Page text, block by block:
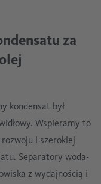
za
kondensat był
Wspieramy to
i szerokiej
Separatory woda-
z wydajnością i